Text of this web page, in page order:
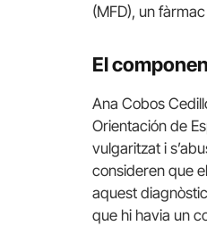
(MFD), un
El
Ana Cobos
Orientación de
vulgaritzat i
consideren que
aquest
que hi havia un